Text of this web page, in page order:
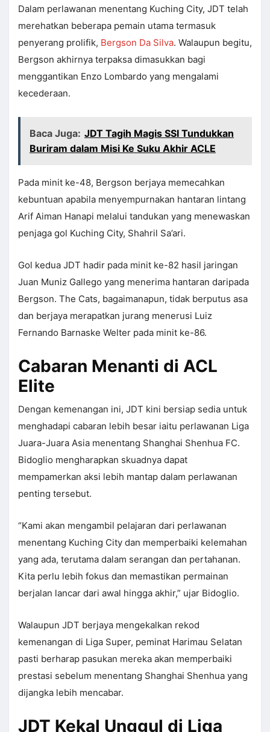
Dalam perlawanan menentang Kuching City, JDT telah
merehatkan beberapa pemain utama termasuk
penyerang prolifik, Bergson Da Silva. Walaupun begitu,
Bergson akhirnya terpaksa dimasukkan bagi
menggantikan Enzo Lombardo yang mengalami
kecederaan.
Baca Juga: JDT Tagih Magis SSI Tundukkan
Buriram dalam Misi Ke Suku Akhir ACLE
Pada minit ke-48, Bergson berjaya memecahkan
kebuntuan apabila menyempurnakan hantaran lintang
Arif Aiman Hanapi melalui tandukan yang menewaskan
penjaga gol Kuching City, Shahril Sa’ari.
Gol kedua JDT hadir pada minit ke-82 hasil jaringan
Juan Muniz Gallego yang menerima hantaran daripada
Bergson. The Cats, bagaimanapun, tidak berputus asa
dan berjaya merapatkan jurang menerusi Luiz
Fernando Barnaske Welter pada minit ke-86.
Cabaran Menanti di ACL
Elite
Dengan kemenangan ini, JDT kini bersiap sedia untuk
menghadapi cabaran lebih besar iaitu perlawanan Liga
Juara-Juara Asia menentang Shanghai Shenhua FC.
Bidoglio mengharapkan skuadnya dapat
mempamerkan aksi lebih mantap dalam perlawanan
penting tersebut.
“Kami akan mengambil pelajaran dari perlawanan
menentang Kuching City dan memperbaiki kelemahan
yang ada, terutama dalam serangan dan pertahanan.
Kita perlu lebih fokus dan memastikan permainan
berjalan lancar dari awal hingga akhir,” ujar Bidoglio.
Walaupun JDT berjaya mengekalkan rekod
kemenangan di Liga Super, peminat Harimau Selatan
pasti berharap pasukan mereka akan memperbaiki
prestasi sebelum menentang Shanghai Shenhua yang
dijangka lebih mencabar.
JDT Kekal Unggul di Liga